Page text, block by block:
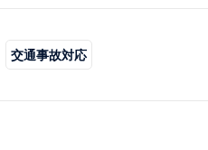
交通事故対応